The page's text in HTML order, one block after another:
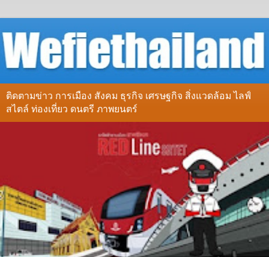
ติดตามข่าว การเมือง สังคม ธุรกิจ เศรษฐกิจ สิ่งแวดล้อม ไลฟ์
สไตล์ ท่องเที่ยว ดนตรี ภาพยนตร์